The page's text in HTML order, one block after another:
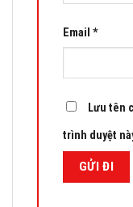
Email *
Lưu tên
trình duyệt